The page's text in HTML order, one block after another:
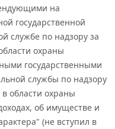
на
государственной
службе по надзору за
охраны
государственными
службы по надзору
области охраны
об имуществе и
(не вступил в